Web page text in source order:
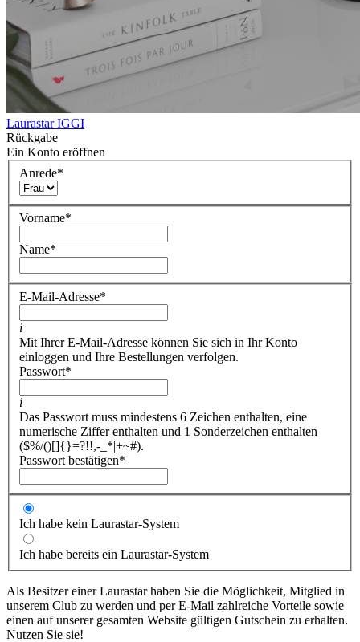
Laurastar IGGI
Rückgabe
Ein Konto eröffnen
Anrede*
Vorname*
Name*
E-Mail-Adresse*
i
Mit Ihrer E-Mail-Adresse können Sie sich in Ihr Konto
einloggen und Ihre Bestellungen verfolgen.
Passwort*
i
Das Passwort muss mindestens 6 Zeichen enthalten, eine
numerische Ziffer enthalten und 1 Sonderzeichen enthalten
($%/()[]{}=?!!,-_*|+~#).
Passwort bestätigen*
Ich habe kein Laurastar-System
Ich habe bereits ein Laurastar-System
Als Besitzer einer Laurastar haben Sie die Möglichkeit, Mitglied in
unserem Club zu werden und per E-Mail zahlreiche Vorteile sowie
einen auf unserer gesamten Website gültigen Gutschein zu erhalten.
Nutzen Sie sie!